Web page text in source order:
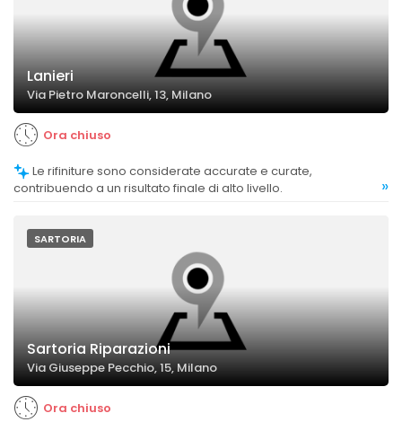
Lanieri
Via Pietro Maroncelli, 13, Milano
Ora chiuso
contribuendo a un risultato finale di alto livello.
»
SARTORIA
Sartoria Riparazioni
Via Giuseppe Pecchio, 15, Milano
Ora chiuso